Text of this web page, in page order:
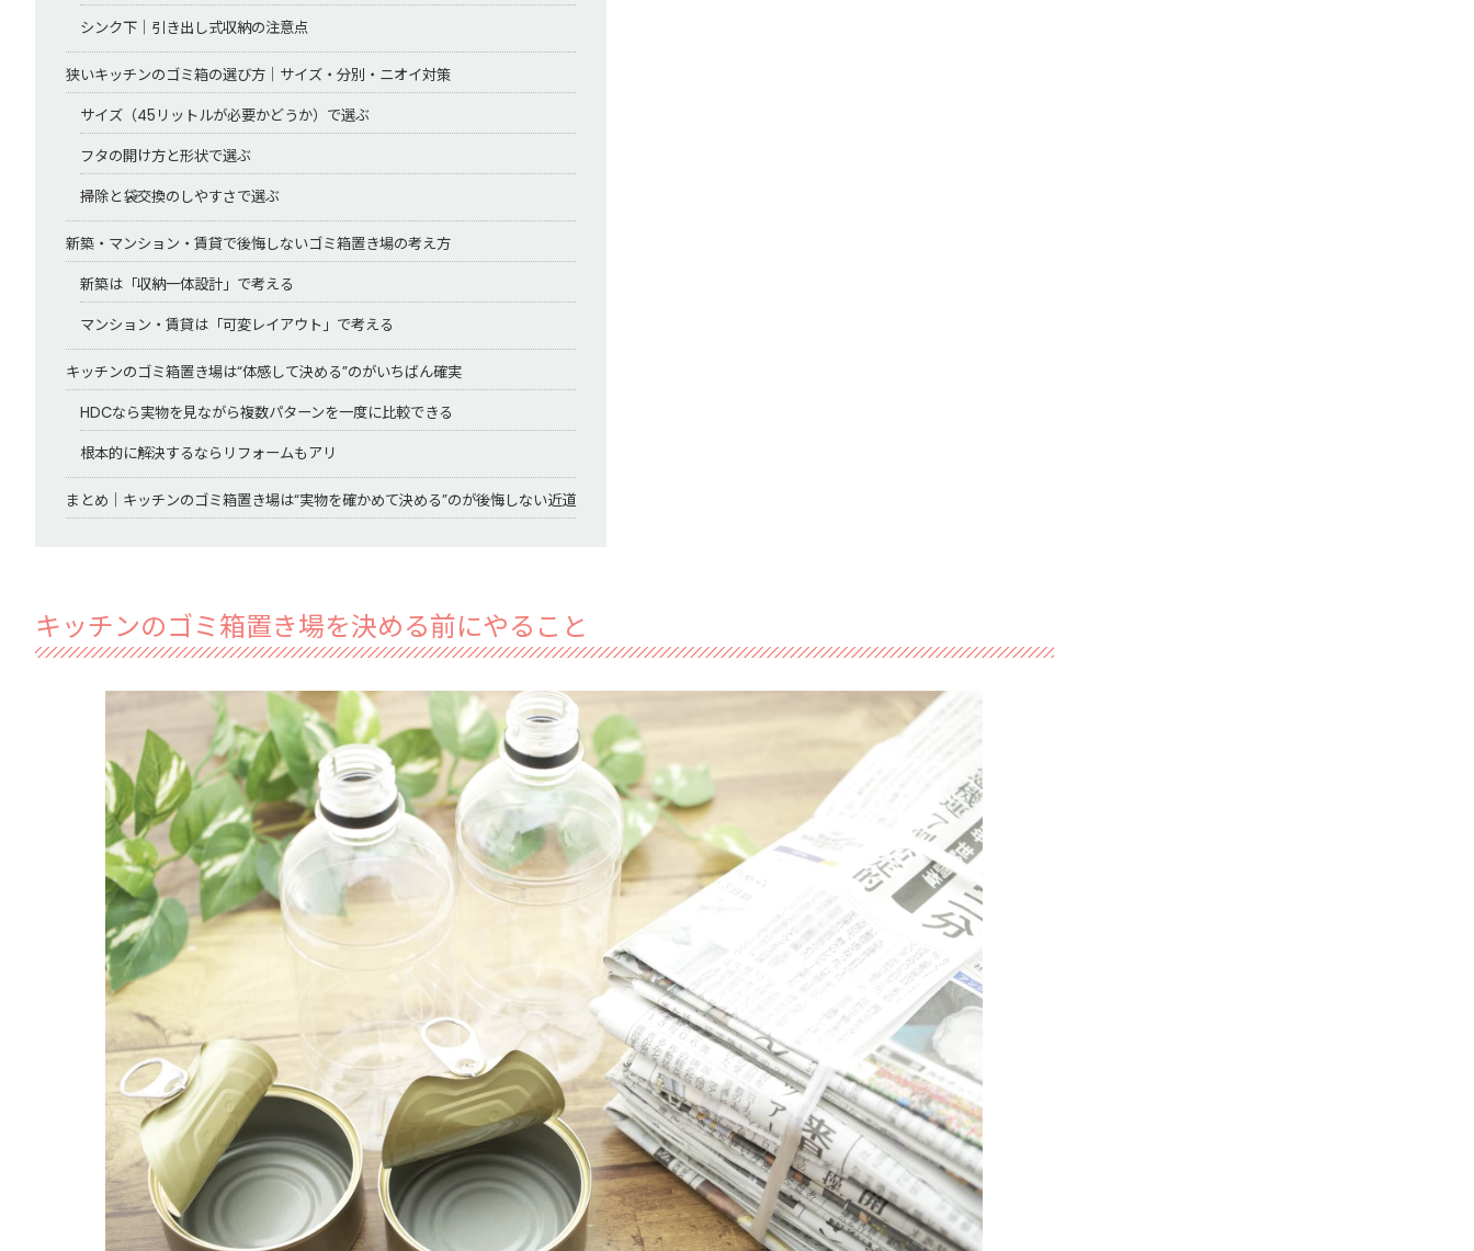
シンク下｜引き出し式収納の注意点
狭いキッチンのゴミ箱の選び方｜サイズ・分別・ニオイ対策
サイズ（45リットルが必要かどうか）で選ぶ
フタの開け方と形状で選ぶ
掃除と袋交換のしやすさで選ぶ
新築・マンション・賃貸で後悔しないゴミ箱置き場の考え方
新築は「収納一体設計」で考える
マンション・賃貸は「可変レイアウト」で考える
キッチンのゴミ箱置き場は“体感して決める”のがいちばん確実
HDCなら実物を見ながら複数パターンを一度に比較できる
根本的に解決するならリフォームもアリ
まとめ｜キッチンのゴミ箱置き場は“実物を確かめて決める”のが後悔しない近道
キッチンのゴミ箱置き場を決める前にやること